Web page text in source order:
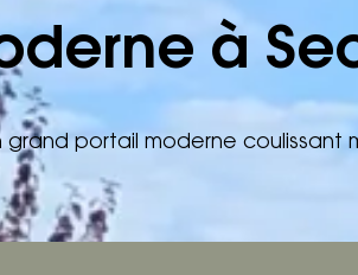
à
portail moderne coulissant